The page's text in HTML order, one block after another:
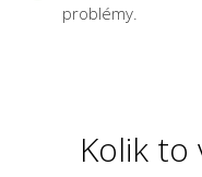
problémy.
Kolik to